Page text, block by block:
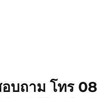
บถาม โทร